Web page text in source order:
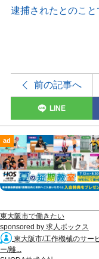
逮捕されたとのこと
前の記事へ
LINE
ad
東大阪市で働きたい
sponsored by 求人ボックス
東大阪市/工作機械のサー
ー/離...